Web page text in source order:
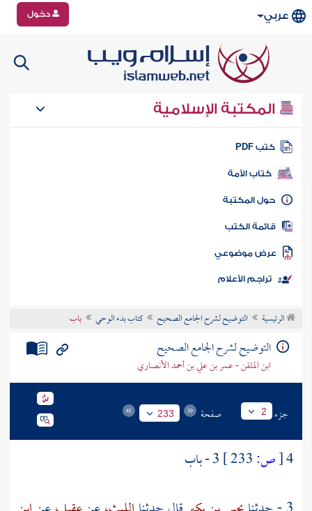
عربي دخول
المكتبة الإسلامية
كتب PDF
كتاب الأمة
المكتبة
الكتب
موضوعي
تراجم الأعلام
الرئيسية التوضيح لشرح الجامع الصحيح كتاب بدء الوحي باب
التوضيح لشرح الجامع الصحيح
ابن الملقن - عمر بن علي بن أحمد الأنصاري
جزء 2 صفحة 233
4
[ص:
3 - باب